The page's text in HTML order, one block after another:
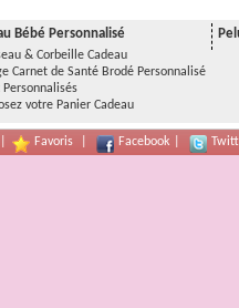
Bébé Personnalisé
& Corbeille Cadeau
Carnet de Santé Brodé Personnalisé
Personnalisés
votre Panier Cadeau
Favoris Facebook